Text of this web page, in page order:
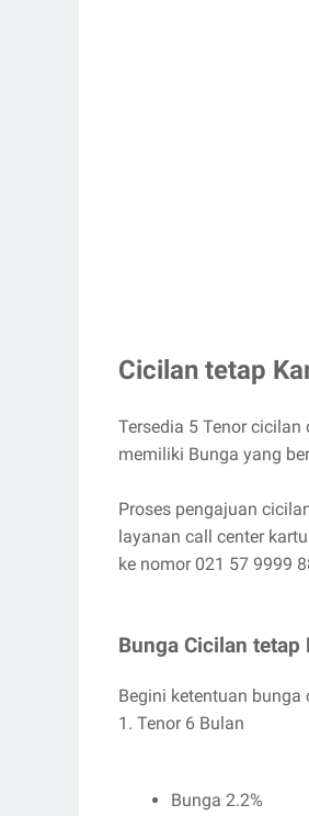
Cicilan tetap
Tersedia 5 Tenor
memiliki Bunga yang
Proses pengajuan
layanan call center
ke nomor 021 57 9999
Bunga Cicilan tetap
Begini ketentuan
1. Tenor 6 Bulan
Bunga 2.2%